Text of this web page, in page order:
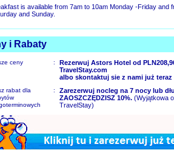
is available from 7am to 10am Monday -Friday and
and Sunday.
i Rabaty
ceny :
Rezerwuj Astors Hotel od
TravelStay.com
albo skontaktuj sie z nami już teraz
rabat dla
:
Zarezerwuj nocleg na 7 nocy lub
ZAOSZCZĘDZISZ 10%. (Wyjątkowa
TravelStay)